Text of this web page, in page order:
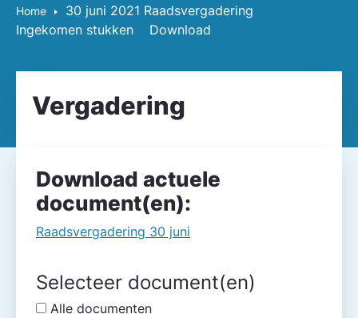
Home
30 juni 2021 Raadsvergadering
Ingekomen stukken
Download
Vergadering
Download actuele
document(en):
Raadsvergadering 30 juni
Selecteer document(en)
Alle documenten